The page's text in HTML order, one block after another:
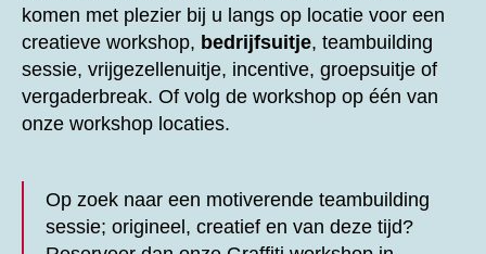
komen met plezier bij u langs op locatie voor een
creatieve workshop, bedrijfsuitje, teambuilding
sessie, vrijgezellenuitje, incentive, groepsuitje of
vergaderbreak. Of volg de workshop op één van
onze workshop locaties.
Op zoek naar een motiverende teambuilding
sessie; origineel, creatief en van deze tijd?